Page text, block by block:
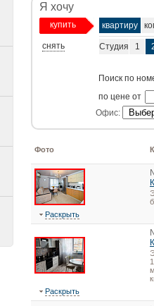
Я хочу
купить
снять
квартиру
Студия 1
Поиск по
по цене от
Офис:
Фото
Раскрыть
Раскрыть